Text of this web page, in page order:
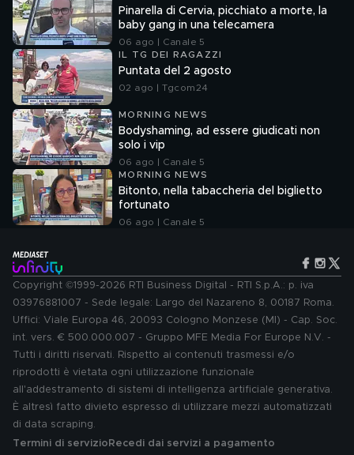
Pinarella di Cervia, picchiato a morte, la
baby gang in una telecamera
06 ago | Canale 5
IL TG DEI RAGAZZI
Puntata del 2 agosto
02 ago | Tgcom24
MORNING NEWS
Bodyshaming, ad essere giudicati non
solo i vip
06 ago | Canale 5
MORNING NEWS
Bitonto, nella tabaccheria del biglietto
fortunato
06 ago | Canale 5
Copyright ©1999-2026 RTI Business Digital - RTI S.p.A.: p. iva
03976881007 - Sede legale: Largo del Nazareno 8, 00187 Roma.
Uffici: Viale Europa 46, 20093 Cologno Monzese (MI) - Cap. Soc.
int. vers. € 500.000.007 - Gruppo MFE Media For Europe N.V. -
Tutti i diritti riservati. Rispetto ai contenuti trasmessi e/o
riprodotti è vietata ogni utilizzazione funzionale
all'addestramento di sistemi di intelligenza artificiale generativa.
È altresì fatto divieto espresso di utilizzare mezzi automatizzati
di data scraping.
Termini di servizio Recedi dai servizi a pagamento